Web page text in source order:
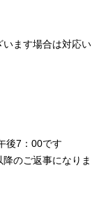
ます場合は対応い
後7：00です
のご返事になりま